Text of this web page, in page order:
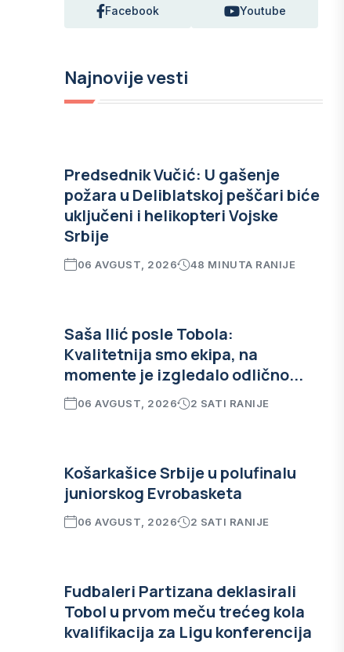
Facebook Youtube
Najnovije vesti
Predsednik Vučić: U gašenje
požara u Deliblatskoj peščari biće
uključeni i helikopteri Vojske
Srbije
06 AVGUST, 2026 48 MINUTA RANIJE
Saša Ilić posle Tobola:
Kvalitetnija smo ekipa, na
momente je izgledalo odlično...
06 AVGUST, 2026 2 SATI RANIJE
Košarkašice Srbije u polufinalu
juniorskog Evrobasketa
06 AVGUST, 2026 2 SATI RANIJE
Fudbaleri Partizana deklasirali
Tobol u prvom meču trećeg kola
kvalifikacija za Ligu konferencija